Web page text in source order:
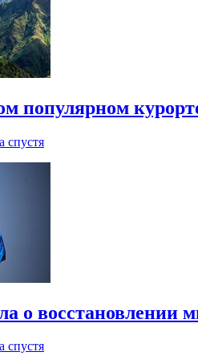
популярном
спустя
о восстановлении
спустя